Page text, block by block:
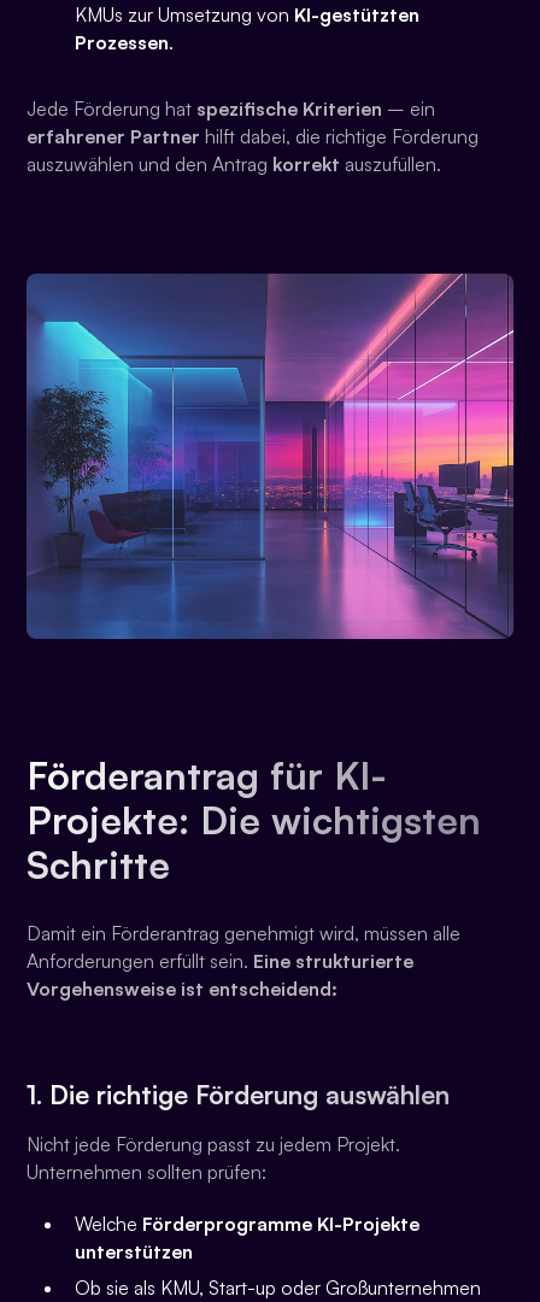
KMUs zur Umsetzung von KI-gestützten
Prozessen.
Jede Förderung hat spezifische Kriterien – ein
erfahrener Partner hilft dabei, die richtige Förderung
auszuwählen und den Antrag korrekt auszufüllen.
Förderantrag für KI-
Projekte: Die wichtigsten
Schritte
Damit ein Förderantrag genehmigt wird, müssen alle
Anforderungen erfüllt sein. Eine strukturierte
Vorgehensweise ist entscheidend:
1. Die richtige Förderung auswählen
Nicht jede Förderung passt zu jedem Projekt.
Unternehmen sollten prüfen:
Welche Förderprogramme KI-Projekte
unterstützen
Ob sie als KMU, Start-up oder Großunternehmen